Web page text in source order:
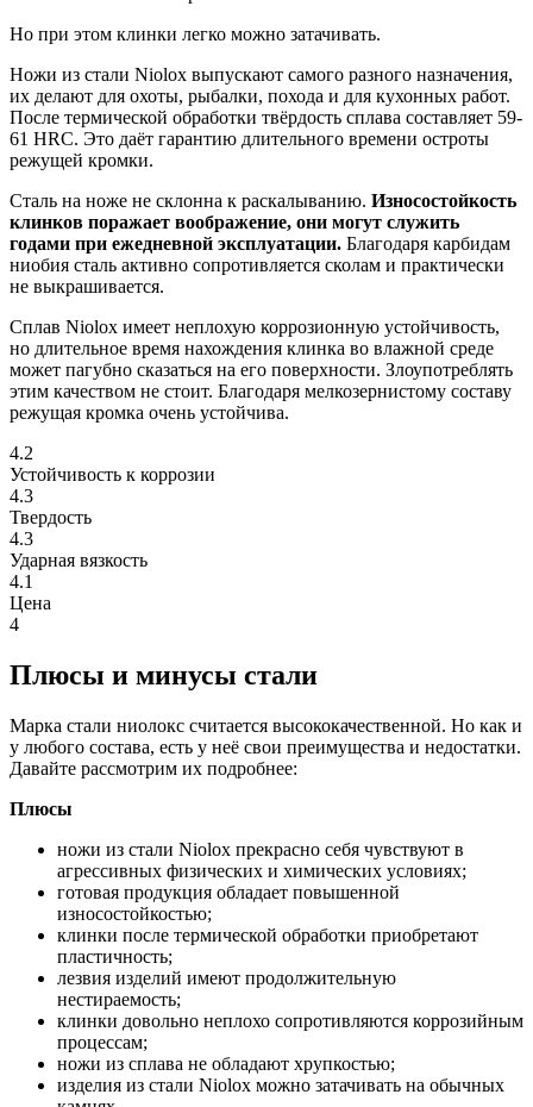
Но при этом клинки легко можно затачивать.
Ножи из стали Niolox выпускают самого разного назначения,
их делают для охоты, рыбалки, похода и для кухонных работ.
После термической обработки твёрдость сплава составляет 59-
61 HRC. Это даёт гарантию длительного времени остроты
режущей кромки.
Сталь на ноже не склонна к раскалыванию. Износостойкость
клинков поражает воображение, они могут служить
годами при ежедневной эксплуатации. Благодаря карбидам
ниобия сталь активно сопротивляется сколам и практически
не выкрашивается.
Сплав Niolox имеет неплохую коррозионную устойчивость,
но длительное время нахождения клинка во влажной среде
может пагубно сказаться на его поверхности. Злоупотреблять
этим качеством не стоит. Благодаря мелкозернистому составу
режущая кромка очень устойчива.
4.2
Устойчивость к коррозии
4.3
Твердость
4.3
Ударная вязкость
4.1
Цена
4
Плюсы и минусы стали
Марка стали ниолокс считается высококачественной. Но как и
у любого состава, есть у неё свои преимущества и недостатки.
Давайте рассмотрим их подробнее:
Плюсы
ножи из стали Niolox прекрасно себя чувствуют в
агрессивных физических и химических условиях;
готовая продукция обладает повышенной
износостойкостью;
клинки после термической обработки приобретают
пластичность;
лезвия изделий имеют продолжительную
нестираемость;
клинки довольно неплохо сопротивляются коррозийным
процессам;
ножи из сплава не обладают хрупкостью;
изделия из стали Niolox можно затачивать на обычных